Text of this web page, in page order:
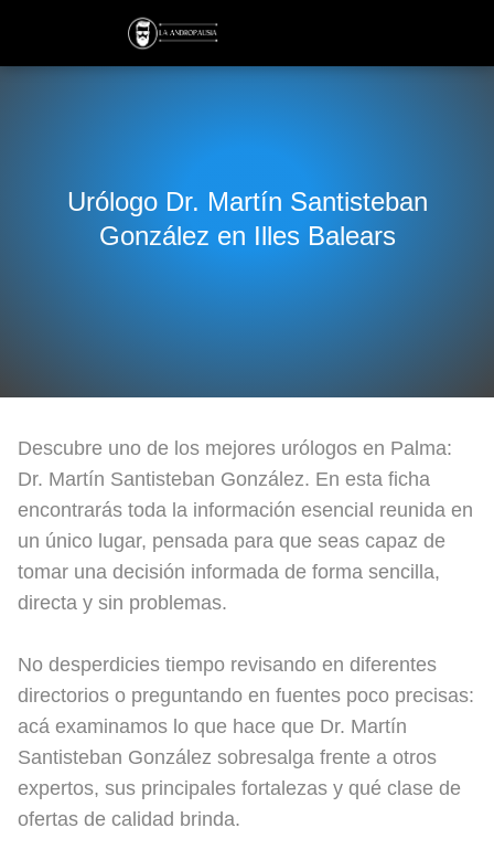
Urólogo Dr. Martín Santisteban
González en Illes Balears
Descubre uno de los mejores urólogos en Palma:
Dr. Martín Santisteban González. En esta ficha
encontrarás toda la información esencial reunida en
un único lugar, pensada para que seas capaz de
tomar una decisión informada de forma sencilla,
directa y sin problemas.
No desperdicies tiempo revisando en diferentes
directorios o preguntando en fuentes poco precisas:
acá examinamos lo que hace que Dr. Martín
Santisteban González sobresalga frente a otros
expertos, sus principales fortalezas y qué clase de
ofertas de calidad brinda.